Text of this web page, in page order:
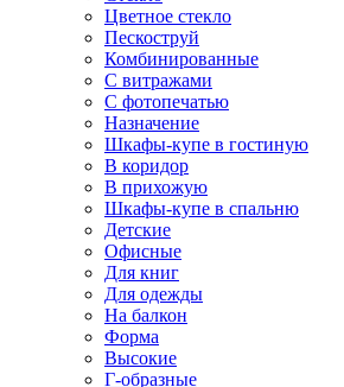
Цветное стекло
Пескоструй
Комбинированные
С витражами
С фотопечатью
Назначение
Шкафы-купе в гостиную
В коридор
В прихожую
Шкафы-купе в спальню
Детские
Офисные
Для книг
Для одежды
На балкон
Форма
Высокие
Г-образные